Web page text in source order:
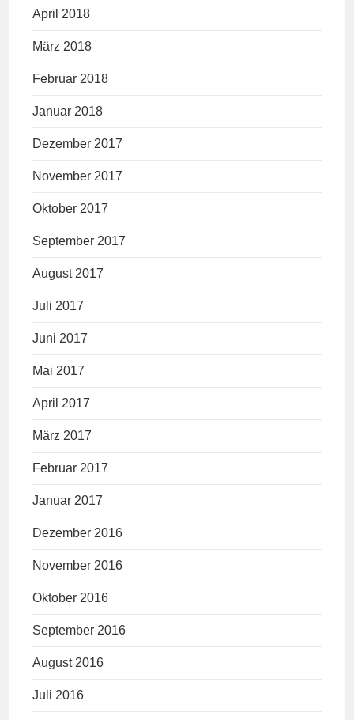
April 2018
März 2018
Februar 2018
Januar 2018
Dezember 2017
November 2017
Oktober 2017
September 2017
August 2017
Juli 2017
Juni 2017
Mai 2017
April 2017
März 2017
Februar 2017
Januar 2017
Dezember 2016
November 2016
Oktober 2016
September 2016
August 2016
Juli 2016